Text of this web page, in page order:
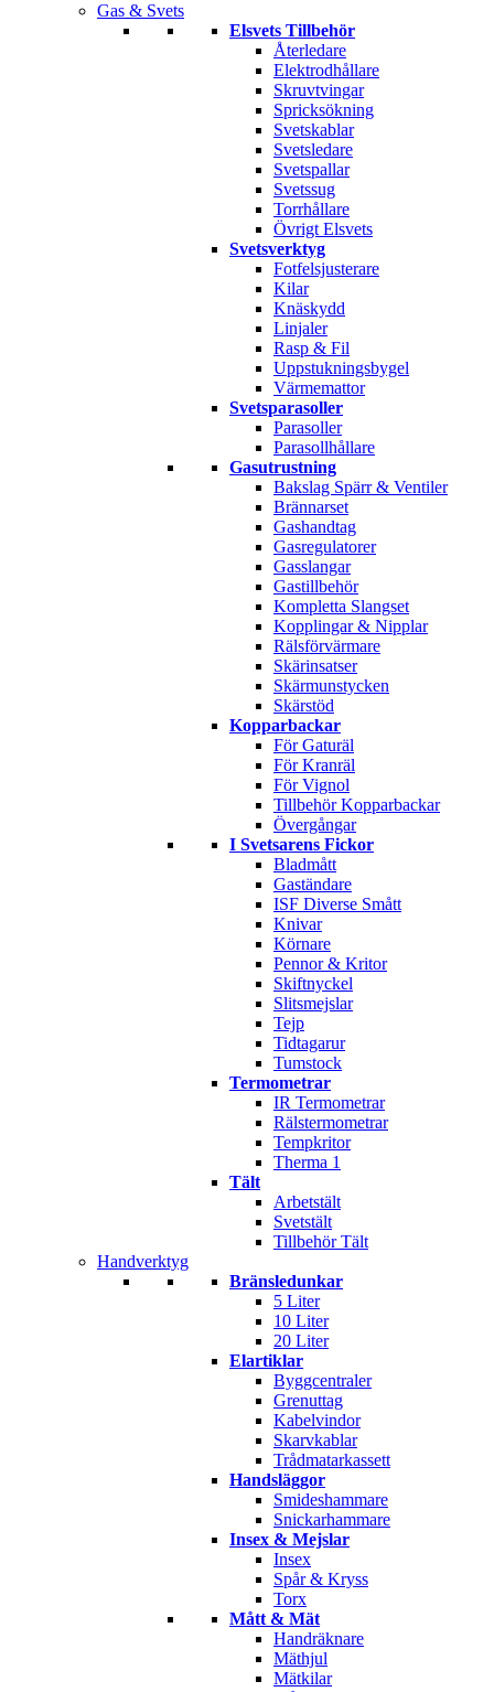
Gas & Svets
Elsvets Tillbehör
Återledare
Elektrodhållare
Skruvtvingar
Spricksökning
Svetskablar
Svetsledare
Svetspallar
Svetssug
Torrhållare
Övrigt Elsvets
Svetsverktyg
Fotfelsjusterare
Kilar
Knäskydd
Linjaler
Rasp & Fil
Uppstukningsbygel
Värmemattor
Svetsparasoller
Parasoller
Parasollhållare
Gasutrustning
Bakslag Spärr & Ventiler
Brännarset
Gashandtag
Gasregulatorer
Gasslangar
Gastillbehör
Kompletta Slangset
Kopplingar & Nipplar
Rälsförvärmare
Skärinsatser
Skärmunstycken
Skärstöd
Kopparbackar
För Gaturäl
För Kranräl
För Vignol
Tillbehör Kopparbackar
Övergångar
I Svetsarens Fickor
Bladmått
Gaständare
ISF Diverse Smått
Knivar
Körnare
Pennor & Kritor
Skiftnyckel
Slitsmejslar
Tejp
Tidtagarur
Tumstock
Termometrar
IR Termometrar
Rälstermometrar
Tempkritor
Therma 1
Tält
Arbetstält
Svetstält
Tillbehör Tält
Handverktyg
Bränsledunkar
5 Liter
10 Liter
20 Liter
Elartiklar
Byggcentraler
Grenuttag
Kabelvindor
Skarvkablar
Trådmatarkassett
Handsläggor
Smideshammare
Snickarhammare
Insex & Mejslar
Insex
Spår & Kryss
Torx
Mått & Mät
Handräknare
Mäthjul
Mätkilar